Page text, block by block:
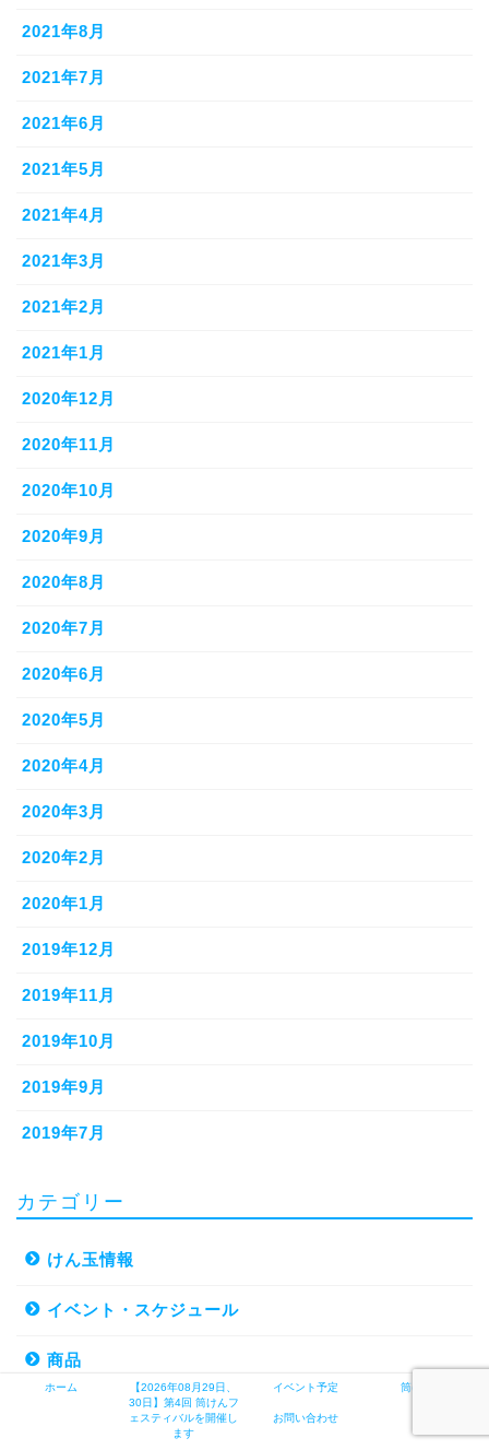
2021年8月
2021年7月
2021年6月
2021年5月
2021年4月
2021年3月
2021年2月
2021年1月
2020年12月
2020年11月
2020年10月
2020年9月
2020年8月
2020年7月
2020年6月
2020年5月
2020年4月
2020年3月
2020年2月
2020年1月
2019年12月
2019年11月
2019年10月
2019年9月
2019年7月
カテゴリー
けん玉情報
イベント・スケジュール
商品
ホーム
【2026年08月29日、
30日】第4回 筒けんフ
ェスティバルを開催し
ます
イベント予定 筒けんとは
お問い合わせ